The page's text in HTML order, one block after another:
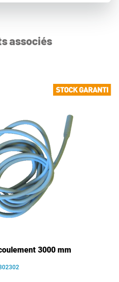
associés
3000 mm